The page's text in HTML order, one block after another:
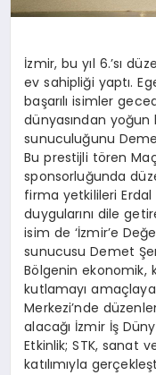
İzmir, bu yıl 6.’sı
ev sahipliği yaptı.
başarılı isimler
dünyasından yoğun
sunuculuğunu
Bu prestijli tören
sponsorluğunda
firma yetkilileri Erdal
duygularını dile
isim de ‘İzmir’e
sunucusu Demet
Bölgenin ekonomik,
kutlamayı
Merkezi’nde
alacağı İzmir İş
Etkinlik; STK, sanat
katılımıyla